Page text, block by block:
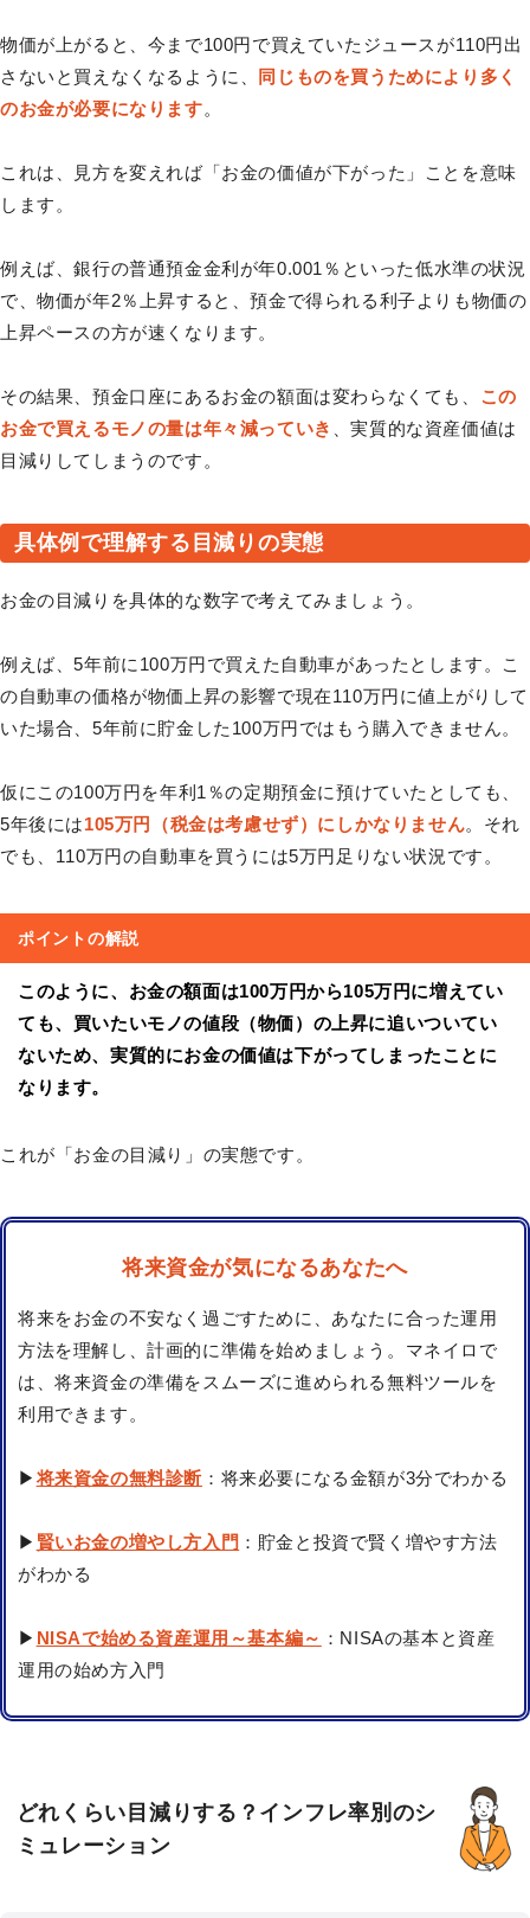
物価が上がると、今まで100円で買えていたジュースが110円出
さないと買えなくなるように、
同じものを買うためにより多く
のお金が必要になります。
これは、見方を変えれば「お金の価値が下がった」ことを意味
します。
例えば、銀行の普通預金金利が年0.001％といった低水準の状況
で、物価が年2％上昇すると、預金で得られる利子よりも物価の
上昇ペースの方が速くなります。
その結果、預金口座にあるお金の額面は変わらなくても、 この
お金で買えるモノの量は年々減っていき
、実質的な資産価値は
目減りしてしまうのです。
具体例で理解する目減りの実態
お金の目減りを具体的な数字で考えてみましょう。
例えば、5年前に100万円で買えた自動車があったとします。こ
の自動車の価格が物価上昇の影響で現在110万円に値上がりして
いた場合、5年前に貯金した100万円ではもう購入できません。
仮にこの100万円を年利1％の定期預金に預けていたとしても、
5年後には105万円（税金は考慮せず）にしかなりません。それ
でも、110万円の自動車を買うには5万円足りない状況です。
ポイントの解説
このように、お金の額面は100万円から105万円に増えてい
ても、買いたいモノの値段（物価）の上昇に追いついてい
ないため、実質的にお金の価値は下がってしまったことに
なります。
これが「お金の目減り」の実態です。
将来資金が気になるあなたへ
将来をお金の不安なく過ごすために、あなたに合った運用
方法を理解し、計画的に準備を始めましょう。マネイロで
は、将来資金の準備をスムーズに進められる無料ツールを
利用できます。
▶将来資金の無料診断 ：将来必要になる金額が3分でわかる
▶ 賢いお金の増やし方入門 ：貯金と投資で賢く増やす方法
がわかる
▶ NISAで始める資産運用～基本編～ ：NISAの基本と資産
運用の始め方入門
どれくらい目減りする？インフレ率別のシ
ミュレーション